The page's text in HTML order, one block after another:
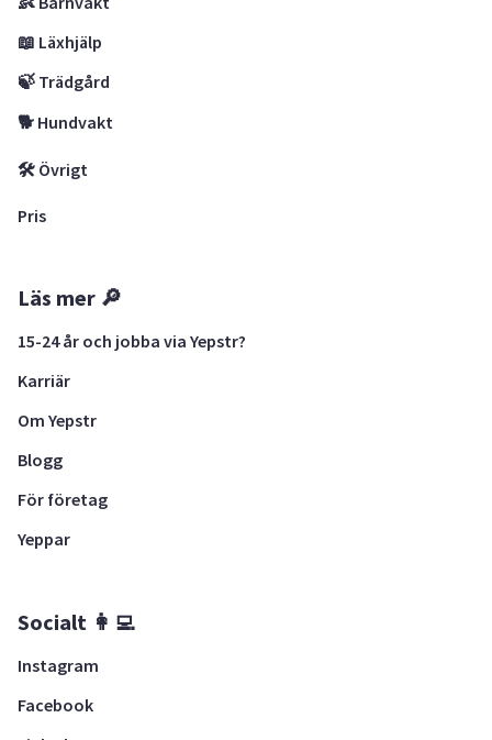
📖 Läxhjälp
🍃 Trädgård
🐕 Hundvakt
🛠 Övrigt
Pris
Läs mer 🔎
15-24 år och jobba via Yepstr?
Karriär
Om Yepstr
Blogg
För företag
Yeppar
Socialt 👩‍💻
Instagram
Facebook